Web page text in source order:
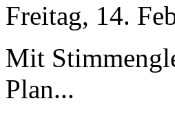
Freitag, 14.
Mit
Plan...